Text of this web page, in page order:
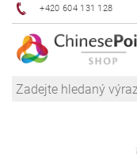
+420 604 131 128